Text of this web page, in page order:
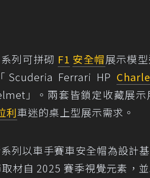
列可拼砌 F1 安全帽展示模
Ferrari HP
」。兩套皆鎖定收藏展
利車迷的桌上型展示需求。
列以車手賽車安全帽為設計
材自 2025 賽季視覺元素，